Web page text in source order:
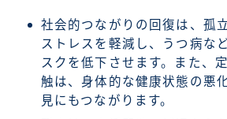
社会的つながりの回復は、孤
ストレスを軽減し、うつ病な
スクを低下させます。また、
触は、身体的な健康状態の悪
見にもつながります。